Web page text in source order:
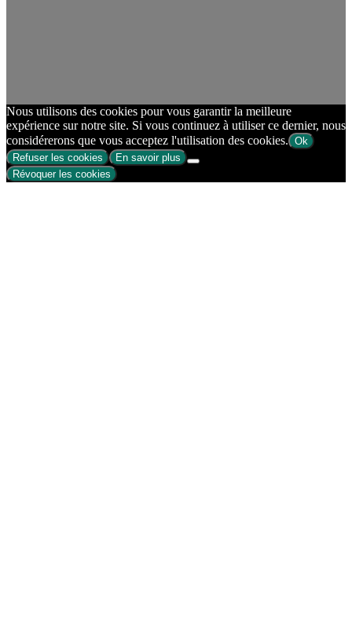
Nous utilisons des cookies pour vous garantir la meilleure
expérience sur notre site. Si vous continuez à utiliser ce dernier, nous
considérerons que vous acceptez l'utilisation des cookies. Ok
Refuser les cookies
En savoir plus
Révoquer les cookies